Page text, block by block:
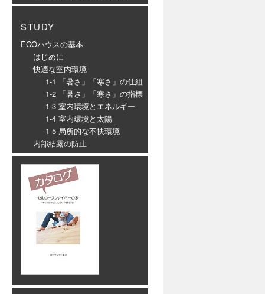
STUDY
ECOハウスの基本
はじめに
快適な室内環境
1-1 「暑さ」「寒さ」の仕組
1-2 「暑さ」「寒さ」の指標
1-3 室内環境とエネルギー
1-4 室内環境と太陽
1-5 局所的な不快環境
内部結露の防止